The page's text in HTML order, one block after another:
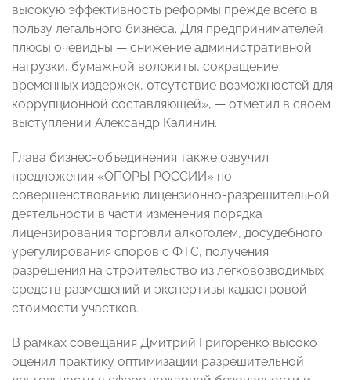
высокую эффективность реформы прежде всего в
пользу легального бизнеса. Для предпринимателей
плюсы очевидны — снижение административной
нагрузки, бумажной волокиты, сокращение
временных издержек, отсутствие возможностей для
коррупционной составляющей», — отметил в своем
выступлении Александр Калинин.
Глава бизнес-объединения также озвучил
предложения «ОПОРЫ РОССИИ» по
совершенствованию лицензионно-разрешительной
деятельности в части изменения порядка
лицензирования торговли алкоголем, досудебного
урегулирования споров с ФТС, получения
разрешения на строительство из легковозводимых
средств размещений и экспертизы кадастровой
стоимости участков.
В рамках совещания Дмитрий Григоренко высоко
оценил практику оптимизации разрешительной